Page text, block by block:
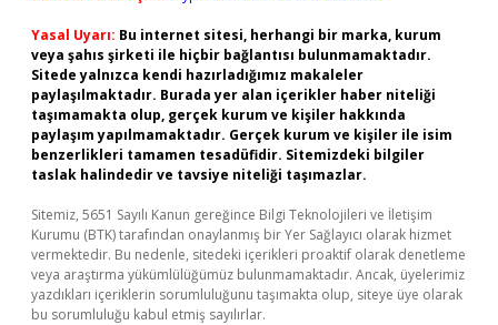
Yasal Uyarı: Bu internet sitesi, herhangi bir marka, kurum
veya şahıs şirketi ile hiçbir bağlantısı bulunmamaktadır.
Sitede yalnızca kendi hazırladığımız makaleler
paylaşılmaktadır. Burada yer alan içerikler haber niteliği
taşımamakta olup, gerçek kurum ve kişiler hakkında
paylaşım yapılmamaktadır. Gerçek kurum ve kişiler ile isim
benzerlikleri tamamen tesadüfidir. Sitemizdeki bilgiler
taslak halindedir ve tavsiye niteliği taşımazlar.
Sitemiz, 5651 Sayılı Kanun gereğince Bilgi Teknolojileri ve İletişim
Kurumu (BTK) tarafından onaylanmış bir Yer Sağlayıcı olarak hizmet
vermektedir. Bu nedenle, sitedeki içerikleri proaktif olarak denetleme
veya araştırma yükümlülüğümüz bulunmamaktadır. Ancak, üyelerimiz
yazdıkları içeriklerin sorumluluğunu taşımakta olup, siteye üye olarak
bu sorumluluğu kabul etmiş sayılırlar.